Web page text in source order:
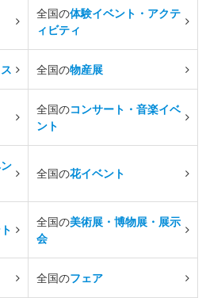
全国の体験イベント・アクテ
ィビティ
全国の物産展
全国のコンサート・音楽イベ
ント
全国の花イベント
全国の美術展・博物展・展示
会
全国のフェア